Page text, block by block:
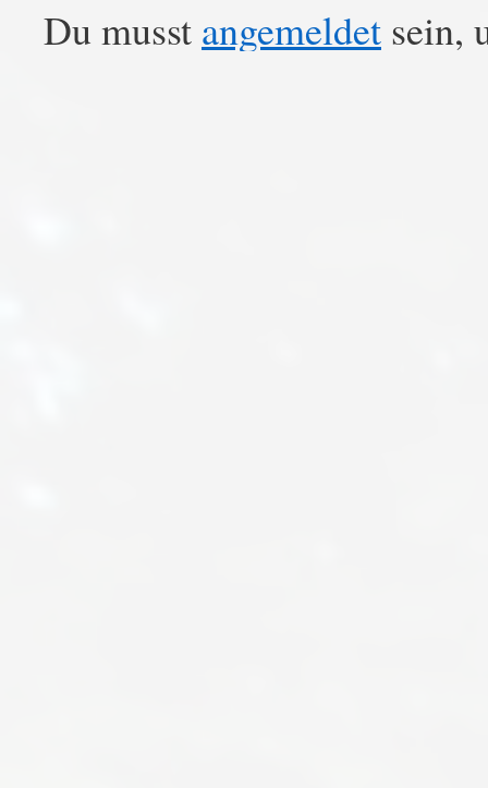
Du musst angemeldet sein,